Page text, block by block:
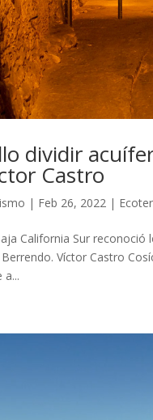
dividir
Castro
| Feb 26, 2022 |
California Sur
Víctor Castro